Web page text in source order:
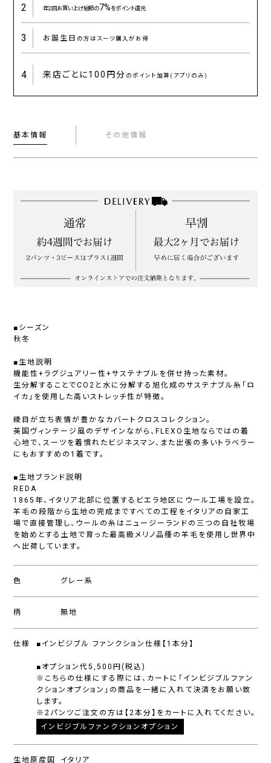
2 年2回お買い上げ総額の7%をポイント還元
3 お誕生日 の方はスーツ購入がお得
4 来店ごとに100円分 のポイント加算(アプリのみ)
基本情報 その他情報
■シーズン
秋冬
■生地説明
機能性+ラグジュアリー性+サステナブルを併せ持った素材。
生分解することでCO2と水に分解する旭化成のサステナブル糸「ロ
イカ」を使用した高いストレッチ性が特徴。
綾目が立ち表情が豊かなカバートクロスコレクション。
英国ヴィンテージ風のデザインながら、FLEXO生地ならではの着
心地で、スーツを着慣れたビジネスマン、また出張の多いトラベラー
にもおすすめの1着です。
■生地ブランド説明
REDA
1865年、イタリア北部に位置するビエラ地区にウール工場を設立。
羊毛の段階から生地の完成まですべての工程をイタリアの自家工
場で直接管理し、ウールの糸はニュージーランドの三つの自社牧場
を始めとする土地で育った最高級メリノ品種の羊毛を使用し世界中
へ出荷しています。
色 グレー系
柄 無地
仕様 ■インビジブル ファンクション仕様【1本分】
■オプション代5,500円(税込)
※こちらの仕様にする際には、カートに「インビジブルファン
クションオプション」の商品を一緒に入れて決済をお願い致
します。
※2パンツご注文の方は【2本分】をカートに入れてください。
インビジブルファンクションオプション
生地原産国 イタリア